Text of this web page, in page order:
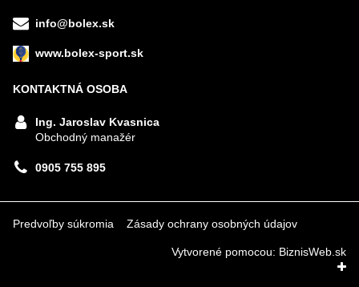
info@bolex.sk
www.bolex-sport.sk
KONTAKTNÁ OSOBA
Ing. Jaroslav Kvasnica
Obchodný manažér
0905 755 895
Predvoľby súkromia Zásady ochrany osobných údajov
Vytvorené pomocou: BiznisWeb.sk